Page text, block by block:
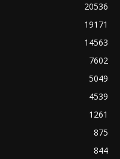
20536
19171
14563
7602
5049
4539
1261
875
844